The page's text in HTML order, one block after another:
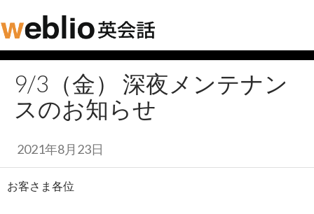
9/3（金） 深夜メンテナン
スのお知らせ
2021年8月23日
お客さま各位